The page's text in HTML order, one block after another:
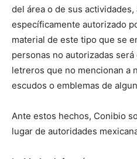
del área o de sus
específicamente autorizado
material de este tipo que se
personas no autorizadas
letreros que no mencionan a
escudos o emblemas de
Ante estos hechos, Conibio
lugar de autoridades